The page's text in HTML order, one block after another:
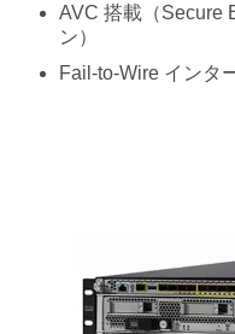
AVC 搭載（Secure
ン）
Fail-to-Wire インタ